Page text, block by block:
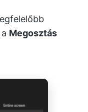
Megosztás